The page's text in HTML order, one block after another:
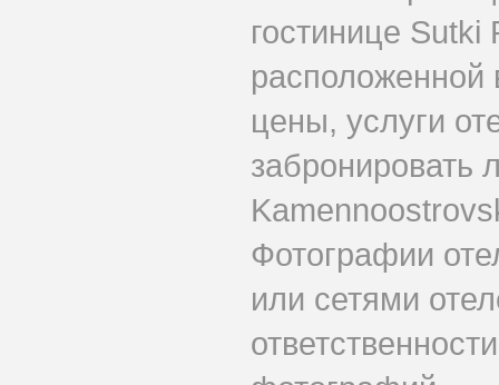
гостинице
расположенной
цены, услуги
забронировать
Фотографии
или сетями